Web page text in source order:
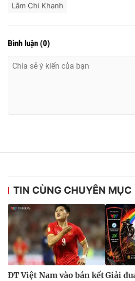
Lâm Chi Khanh
Bình luận (0)
TIN CÙNG CHUYÊN MỤC
ĐT Việt Nam vào bán kếtGiải